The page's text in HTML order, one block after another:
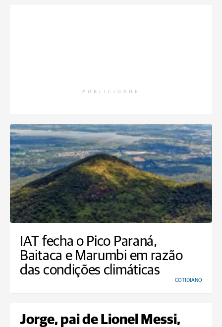
PUBLICIDADE
IAT fecha o Pico Paraná,
Baitaca e Marumbi em razão
das condições climáticas
COTIDIANO
Jorge, pai de Lionel Messi,